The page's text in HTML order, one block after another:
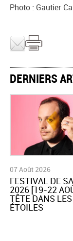
Photo : Gautier
DERNIERS
07 Août 2026
​FESTIVAL DE
2026 [19-22
TÊTE DANS LES
ÉTOILES